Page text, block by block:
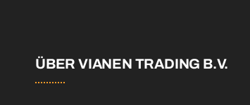
ÜBER VIANEN TRADING B.V.